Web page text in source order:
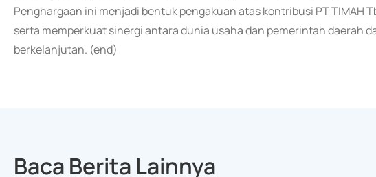
Penghargaan ini menjadi bentuk pengakuan atas kontribusi PT TIMAH
serta memperkuat sinergi antara dunia usaha dan pemerintah daerah
berkelanjutan. (end)
Baca Berita Lainnya